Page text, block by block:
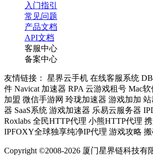
入门指引
常见问题
产品文档
API文档
客服中心
备案中心
友情链接： 星界云手机 在线客服系统
件 Navicat 加速器 RPA 云游戏租号 Mac
加盟 微信手游网 玲珑加速器 游戏加加
器 SaaS系统 游戏加速器 乐易云服务器
Roxlabs 全民HTTP代理 小熊HTTP代理
IPFOXY全球独享纯净IP代理 游戏攻略
Copyright ©2008-2026 厦门星界链科技有